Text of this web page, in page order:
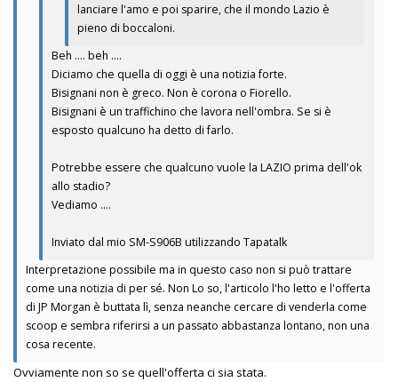
lanciare l'amo e poi sparire, che il mondo Lazio è
pieno di boccaloni.
Beh .... beh ....
Diciamo che quella di oggi è una notizia forte.
Bisignani non è greco. Non è corona o Fiorello.
Bisignani è un traffichino che lavora nell'ombra. Se si è
esposto qualcuno ha detto di farlo.
Potrebbe essere che qualcuno vuole la LAZIO prima dell'ok
allo stadio?
Vediamo ....
Inviato dal mio SM-S906B utilizzando Tapatalk
Interpretazione possibile ma in questo caso non si può trattare
come una notizia di per sé. Non Lo so, l'articolo l'ho letto e l'offerta
di JP Morgan è buttata lì, senza neanche cercare di venderla come
scoop e sembra riferirsi a un passato abbastanza lontano, non una
cosa recente.
Ovviamente non so se quell'offerta ci sia stata.